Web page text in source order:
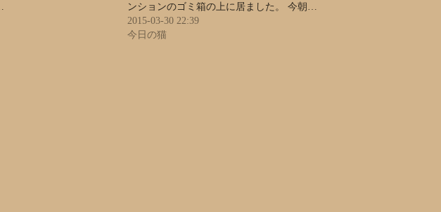
ンションのゴミ箱の上に居ました。 今朝…
2015-03-30 22:39
今日の猫